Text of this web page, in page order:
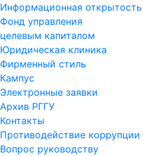
Информационная открытость
Фонд управления
целевым капиталом
Юридическая клиника
Фирменный стиль
Кампус
Электронные заявки
Архив РГГУ
Контакты
Противодействие коррупции
Вопрос руководству